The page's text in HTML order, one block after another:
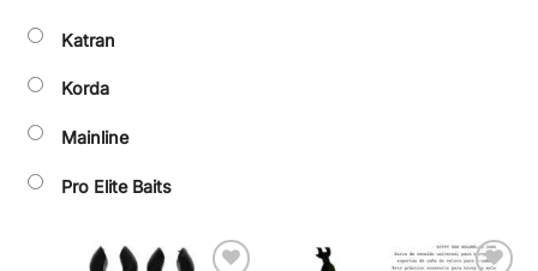
Katran
Korda
Mainline
Pro Elite Baits